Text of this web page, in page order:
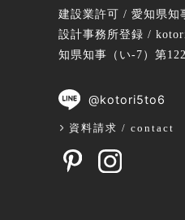
建設業許可 / 愛知県知
設計事務所登録 /
知県知事（い-7）第
@kotori5to6
資料請求 / contact